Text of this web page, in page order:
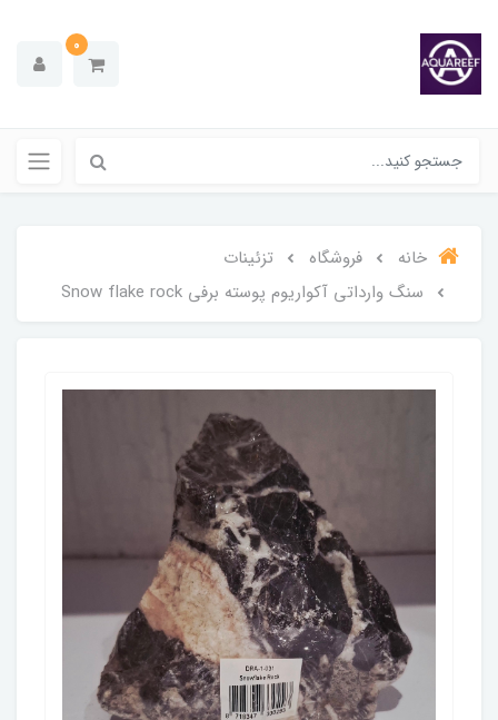
0
خانه فروشگاه
تزئینات
سنگ وارداتی آکواریوم پوسته برفی Snow flake rock